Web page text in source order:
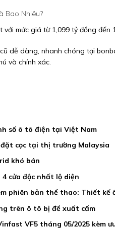
Bao Nhiêu?
với mức giá từ 1,099 tỷ đồng
dễ dàng, nhanh chóng tại
và chính xác.
số ô tô điện tại Việt Nam
đặt cọc tại thị trường Malaysia
khó bán
cửa độc nhất lộ diện
phiên bản thể thao: Thiết kế
trên ô tô bị đề xuất cấm
VF5 tháng 05/2025 kèm